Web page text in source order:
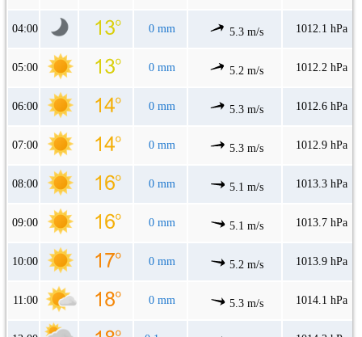
04:00 0 mm 5.3 m/s 1012.1 hPa
05:00 0 mm 5.2 m/s 1012.2 hPa
06:00 0 mm 5.3 m/s 1012.6 hPa
07:00 0 mm 5.3 m/s 1012.9 hPa
08:00 0 mm 5.1 m/s 1013.3 hPa
09:00 0 mm 5.1 m/s 1013.7 hPa
10:00 0 mm 5.2 m/s 1013.9 hPa
11:00 0 mm 5.3 m/s 1014.1 hPa